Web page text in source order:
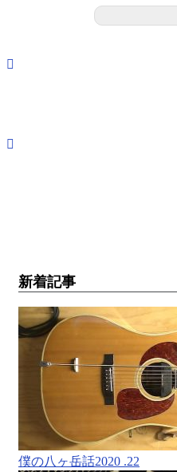
新着記事
僕の八ヶ岳話2020 .22